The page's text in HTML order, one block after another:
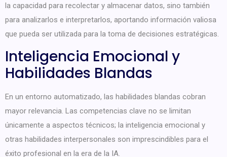
la capacidad para recolectar y almacenar datos, sino también
para analizarlos e interpretarlos, aportando información valiosa
que pueda ser utilizada para la toma de decisiones estratégicas.
Inteligencia Emocional y
Habilidades Blandas
En un entorno automatizado, las habilidades blandas cobran
mayor relevancia. Las competencias clave no se limitan
únicamente a aspectos técnicos; la inteligencia emocional y
otras habilidades interpersonales son imprescindibles para el
éxito profesional en la era de la IA.